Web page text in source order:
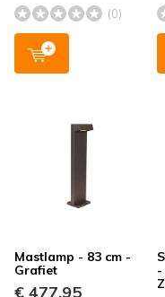
(0)
Mastlamp - 83 cm -
Grafiet
€ 477,95
-